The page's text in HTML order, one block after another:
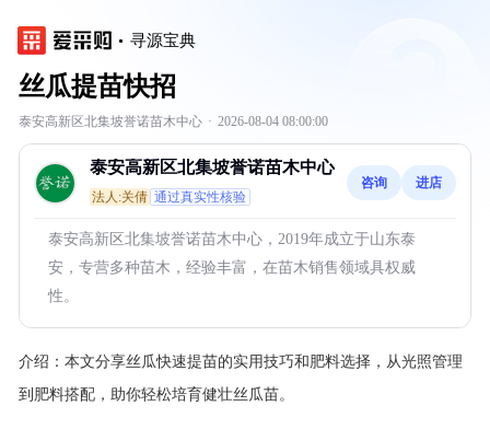
寻源宝典
丝瓜提苗快招
泰安高新区北集坡誉诺苗木中心 · 2026-08-04 08:00:00
泰安高新区北集坡誉诺苗木中心
法人:关倩 通过真实性核验
咨询 进店
泰安高新区北集坡誉诺苗木中心，2019年成立于山东泰
安，专营多种苗木，经验丰富，在苗木销售领域具权威
性。
介绍： 本文分享丝瓜快速提苗的实用技巧和肥料选择，从光照管理
到肥料搭配，助你轻松培育健壮丝瓜苗。